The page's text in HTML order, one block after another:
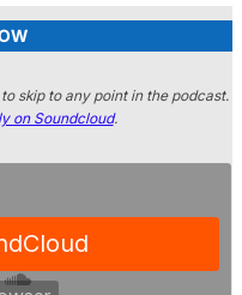
skip to any point in the podcast.
on Soundcloud.